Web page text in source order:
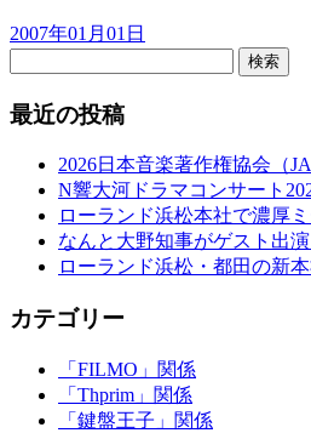
2007年01月01日
検索
最近の投稿
2026日本音楽著作権協会（
N響大河ドラマコンサート
ローランド浜松本社で濃厚
なんと大野知事がゲスト出演
ローランド浜松・都田の新本
カテゴリー
「FILMO」関係
「Thprim」関係
「鍵盤王子」関係